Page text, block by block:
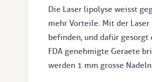
Die Laser lipolyse weisst
mehr Vorteile. Mit der
befinden, und dafür gesorgt
FDA genehmigte Geraete
werden 1 mm grosse